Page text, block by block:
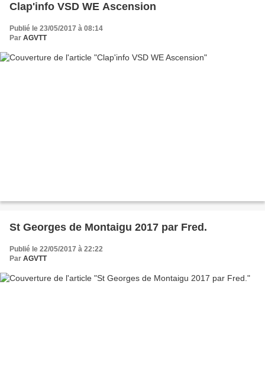
Clap'info VSD WE Ascension
Publié le 23/05/2017 à 08:14
Par AGVTT
St Georges de Montaigu 2017 par Fred.
Publié le 22/05/2017 à 22:22
Par AGVTT